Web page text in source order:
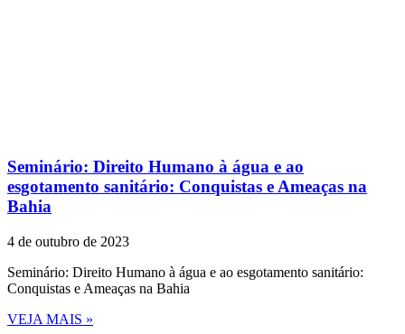
Seminário: Direito Humano à água e ao
esgotamento sanitário: Conquistas e Ameaças na
Bahia
4 de outubro de 2023
Seminário: Direito Humano à água e ao esgotamento sanitário:
Conquistas e Ameaças na Bahia
VEJA MAIS »